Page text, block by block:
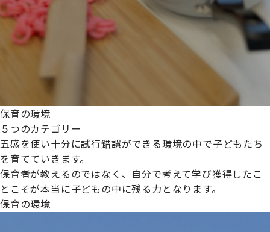
保育の環境
５つのカテゴリー
五感を使い十分に試行錯誤ができる環境の中で子どもたち
を育てていきます。
保育者が教えるのではなく、自分で考えて学び獲得したこ
とこそが本当に子どもの中に残る力となります。
保育の環境